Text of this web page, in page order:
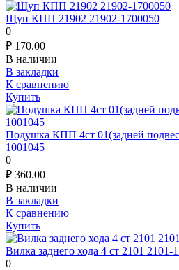
Щуп КПП 21902 21902-1700050
0
₽ 170.00
В наличии
В закладки
К сравнению
Купить
Подушка КПП 4ст 01(задней
1001045
0
₽ 360.00
В наличии
В закладки
К сравнению
Купить
Вилка заднего хода 4 ст 2101 2101-
0